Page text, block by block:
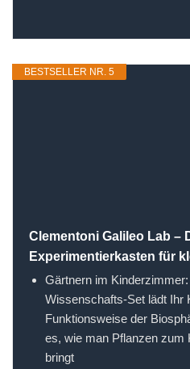
BESTSELLER NR. 5
Clementoni Galileo Lab –
Experimentierkasten für
Gärtnern im
Wissenschafts-Set lädt Ihr
Funktionsweise der
es, wie man Pflanzen zum
bringt